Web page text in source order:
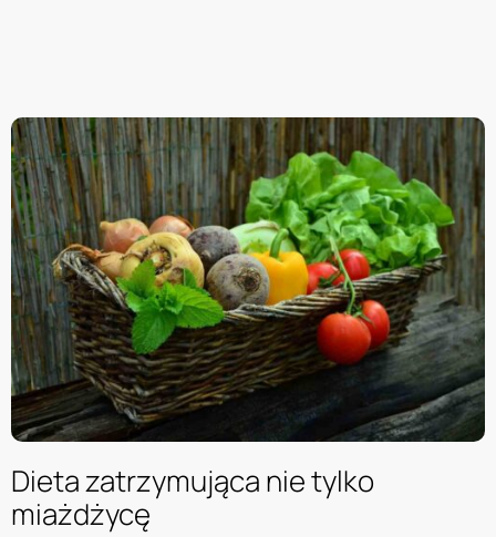
Dieta zatrzymująca nie tylko
miażdżycę